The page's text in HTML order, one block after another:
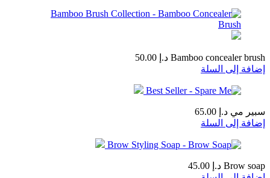
Bamboo concealer brush د.إ
إضافة إلى السلة
سبير مي د.إ
إضافة إلى السلة
Brow soap د.إ